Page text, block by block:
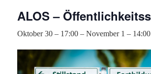
ALOS –
Oktober 30 – 17:00 – November 1 – 14:00